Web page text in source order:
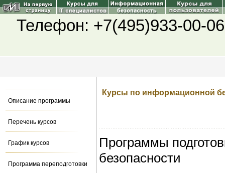
Телефон: +7(495)933-00-
Описание программы
Перечень курсов
График курсов
Программа переподготовки
Курсы по информационной
Программы
безопасности